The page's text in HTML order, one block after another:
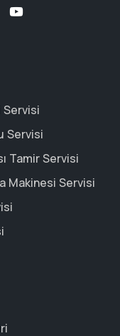
Servisi
Servisi
Tamir Servisi
Makinesi Servisi